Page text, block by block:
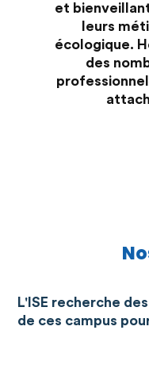
et
leurs
écologique.
des
L'ISE recherche
de ces campus